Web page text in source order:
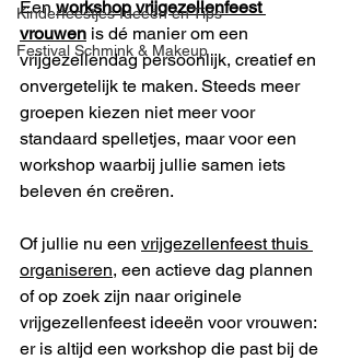
Kinderfeestjes Ideeën en Tips
Festival Schmink & Makeup
Een workshop vrijgezellenfeest
vrouwen is dé manier om een
vrijgezellendag persoonlijk, creatief en
onvergetelijk te maken. Steeds meer
groepen kiezen niet meer voor
standaard spelletjes, maar voor een
workshop waarbij jullie samen iets
beleven én creëren.
Of jullie nu een vrijgezellenfeest thuis
organiseren, een actieve dag plannen
of op zoek zijn naar originele
vrijgezellenfeest ideeën voor vrouwen:
er is altijd een workshop die past bij de